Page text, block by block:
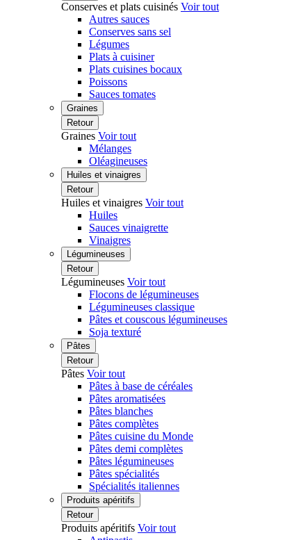
Conserves et plats cuisinés Voir tout
Autres sauces
Conserves sans sel
Légumes
Plats à cuisiner
Plats cuisines bocaux
Poissons
Sauces tomates
Graines
Retour
Graines Voir tout
Mélanges
Oléagineuses
Huiles et vinaigres
Retour
Huiles et vinaigres Voir tout
Huiles
Sauces vinaigrette
Vinaigres
Légumineuses
Retour
Légumineuses Voir tout
Flocons de légumineuses
Légumineuses classique
Pâtes et couscous légumineuses
Soja texturé
Pâtes
Retour
Pâtes Voir tout
Pâtes à base de céréales
Pâtes aromatisées
Pâtes blanches
Pâtes complètes
Pâtes cuisine du Monde
Pâtes demi complètes
Pâtes légumineuses
Pâtes spécialités
Spécialités italiennes
Produits apéritifs
Retour
Produits apéritifs Voir tout